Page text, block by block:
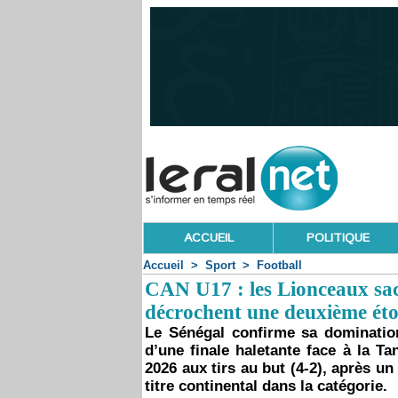
ACCUEIL POLITIQUE
Accueil > Sport > Football
CAN U17 : les Lionceaux
décrochent une deuxième
Le Sénégal confirme sa
d’une finale haletante face à la
2026 aux tirs au but (4-2), après
titre continental dans la catégorie.